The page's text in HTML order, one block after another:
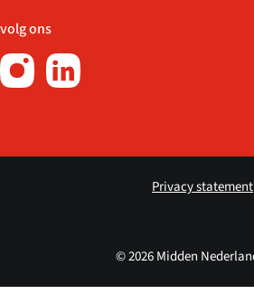
volg ons
© 2026 Midden
Privacy statement